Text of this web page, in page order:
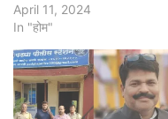
April 11, 2024
In "होम"